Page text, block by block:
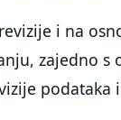
i na
zajedno s